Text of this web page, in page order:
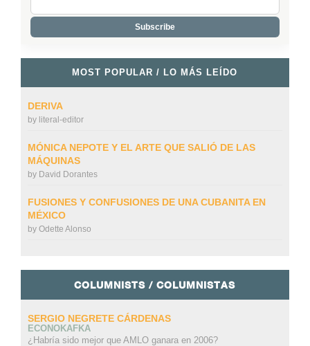
MOST POPULAR / LO MÁS LEÍDO
DERIVA
by literal-editor
MÓNICA NEPOTE Y EL ARTE QUE SALIÓ DE LAS
MÁQUINAS
by David Dorantes
FUSIONES Y CONFUSIONES DE UNA CUBANITA EN
MÉXICO
by Odette Alonso
COLUMNISTS / COLUMNISTAS
SERGIO NEGRETE CÁRDENAS
ECONOKAFKA
¿Habría sido mejor que AMLO ganara en 2006?